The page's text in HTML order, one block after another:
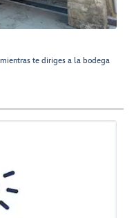
te diriges a la bodega